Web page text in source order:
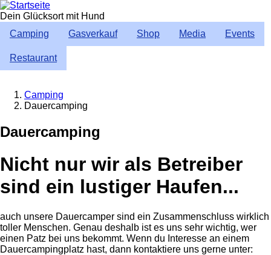
Direkt
zum
Dein Glücksort mit Hund
Camping
Gasverkauf Shop Media Events
Restaurant
Breadcrumb
Camping
Dauercamping
Dauercamping
Nicht nur wir als Betreiber
sind ein lustiger Haufen...
auch unsere Dauercamper sind ein Zusammenschluss wirklich
toller Menschen. Genau deshalb ist es uns sehr wichtig, wer
einen Patz bei uns bekommt. Wenn du Interesse an einem
Dauercampingplatz hast, dann kontaktiere uns gerne unter: